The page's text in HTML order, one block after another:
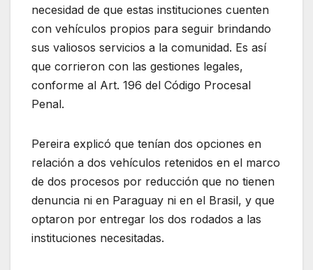
necesidad de que estas instituciones cuenten
con vehículos propios para seguir brindando
sus valiosos servicios a la comunidad. Es así
que corrieron con las gestiones legales,
conforme al Art. 196 del Código Procesal
Penal.
Pereira explicó que tenían dos opciones en
relación a dos vehículos retenidos en el marco
de dos procesos por reducción que no tienen
denuncia ni en Paraguay ni en el Brasil, y que
optaron por entregar los dos rodados a las
instituciones necesitadas.